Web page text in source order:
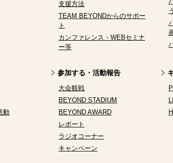
支援方法
TEAM BEYONDからのサポー
ト
カンファレンス・WEBセミナ
ー等
動
参加する・活動報告
大会観戦
BEYOND STADIUM
BEYOND AWARD
レポート
ラジオコーナー
キャンペーン